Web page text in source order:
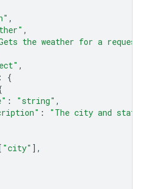
,
,
the weather for a
,
:
{
: "string" ,
:
"The city and
[ "city" ],